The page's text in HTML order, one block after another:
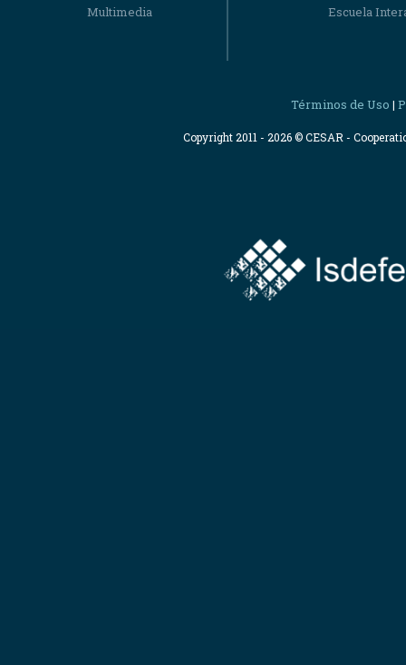
Multimedia
Escuela
Términos de Uso |
Copyright 2011 - 2026 © CESAR -